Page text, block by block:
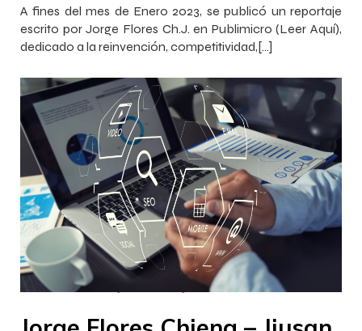
A fines del mes de Enero 2023, se publicó un reportaje
escrito por Jorge Flores Ch.J. en Publimicro (Leer Aquí),
dedicado a la reinvención, competitividad,[…]
InnovaJob Chile – – 12:18